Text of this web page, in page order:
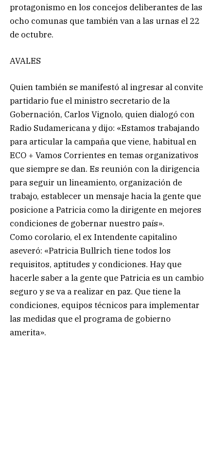
protagonismo en los concejos deliberantes de las
ocho comunas que también van a las urnas el 22
de octubre.
AVALES
Quien también se manifestó al ingresar al convite
partidario fue el ministro secretario de la
Gobernación, Carlos Vignolo, quien dialogó con
Radio Sudamericana y dijo: «Estamos trabajando
para articular la campaña que viene, habitual en
ECO + Vamos Corrientes en temas organizativos
que siempre se dan. Es reunión con la dirigencia
para seguir un lineamiento, organización de
trabajo, establecer un mensaje hacia la gente que
posicione a Patricia como la dirigente en mejores
condiciones de gobernar nuestro país».
Como corolario, el ex Intendente capitalino
aseveró: «Patricia Bullrich tiene todos los
requisitos, aptitudes y condiciones. Hay que
hacerle saber a la gente que Patricia es un cambio
seguro y se va a realizar en paz. Que tiene la
condiciones, equipos técnicos para implementar
las medidas que el programa de gobierno
amerita».